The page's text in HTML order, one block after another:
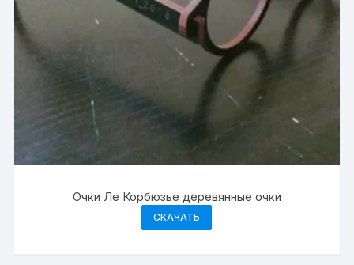
Очки Ле Корбюзье деревянные очки
СКАЧАТЬ